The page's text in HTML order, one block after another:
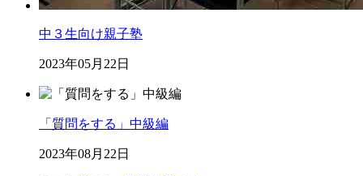
中３生向け親子塾
2023年05月22日
「質問をする」中級編
2023年08月22日